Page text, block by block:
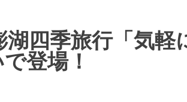
湖四季旅行「気
登場！